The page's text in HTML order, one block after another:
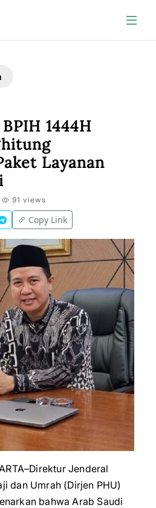
1444H
Layanan
91 views
Copy Link
Jenderal
dan Umrah (Dirjen PHU)
bahwa Arab Saudi